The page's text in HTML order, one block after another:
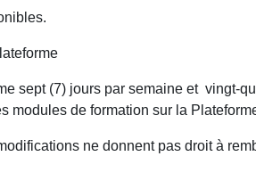
sept (7) jours par semaine et vingt-
modules de formation sur la
ne donnent pas droit à